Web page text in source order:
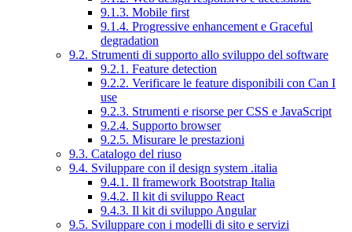
9.1.3. Mobile first
9.1.4. Progressive enhancement e Graceful
degradation
9.2. Strumenti di supporto allo sviluppo del software
9.2.1. Feature detection
9.2.2. Verificare le feature disponibili con Can I
use
9.2.3. Strumenti e risorse per CSS e JavaScript
9.2.4. Supporto browser
9.2.5. Misurare le prestazioni
9.3. Catalogo del riuso
9.4. Sviluppare con il design system .italia
9.4.1. Il framework Bootstrap Italia
9.4.2. Il kit di sviluppo React
9.4.3. Il kit di sviluppo Angular
9.5. Sviluppare con i modelli di sito e servizi